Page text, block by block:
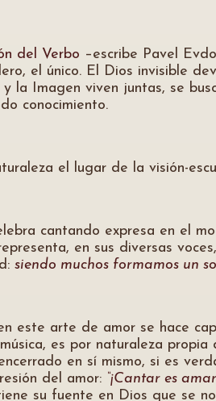
del Verbo –escribe Pavel
el único. El Dios invisible
la Imagen viven juntas, se
conocimiento.
el lugar de la visión-
cantando expresa en el
en sus diversas
siendo muchos formamos un
este arte de amor se hace
es por naturaleza
en sí mismo, si es
del amor: “¡Cantar es
su fuente en Dios que se